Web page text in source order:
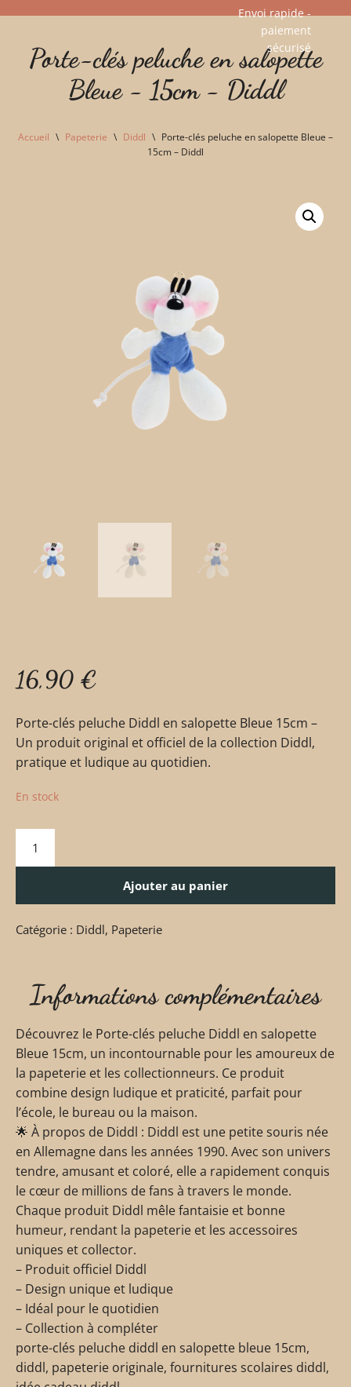
Envoi rapide -
paiement
sécurisé​
Porte-clés peluche en salopette
Bleue - 15cm - Diddl
Accueil \ Papeterie \ Diddl \ Porte-clés peluche en salopette Bleue –
15cm – Diddl
16,90 €
Porte-clés peluche Diddl en salopette Bleue 15cm –
Un produit original et officiel de la collection Diddl,
pratique et ludique au quotidien.
En stock
Ajouter au panier
Catégorie : Diddl, Papeterie
Informations complémentaires
Découvrez le Porte-clés peluche Diddl en salopette
Bleue 15cm, un incontournable pour les amoureux de
la papeterie et les collectionneurs. Ce produit
combine design ludique et praticité, parfait pour
l’école, le bureau ou la maison.
🌟 À propos de Diddl : Diddl est une petite souris née
en Allemagne dans les années 1990. Avec son univers
tendre, amusant et coloré, elle a rapidement conquis
le cœur de millions de fans à travers le monde.
Chaque produit Diddl mêle fantaisie et bonne
humeur, rendant la papeterie et les accessoires
uniques et collector.
– Produit officiel Diddl
– Design unique et ludique
– Idéal pour le quotidien
– Collection à compléter
porte-clés peluche diddl en salopette bleue 15cm,
diddl, papeterie originale, fournitures scolaires diddl,